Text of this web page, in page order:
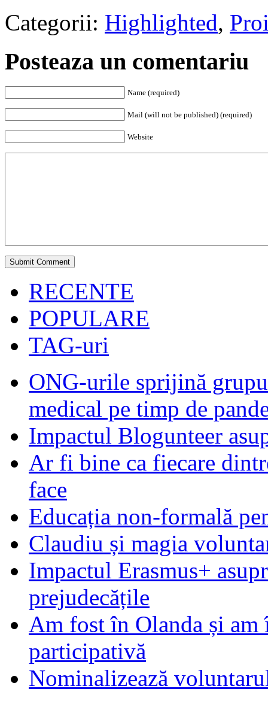
Categorii: Highlighted,
Posteaza un comentariu
Name (required)
Mail (will not be published) (required)
Website
RECENTE
POPULARE
TAG-uri
ONG-urile sprijină
medical pe timp de
Impactul Blogunteer
Ar fi bine ca fiecare
face
Educația non-formală
Claudiu și magia
Impactul Erasmus+
prejudecățile
Am fost în Olanda și am
participativă
Nominalizează